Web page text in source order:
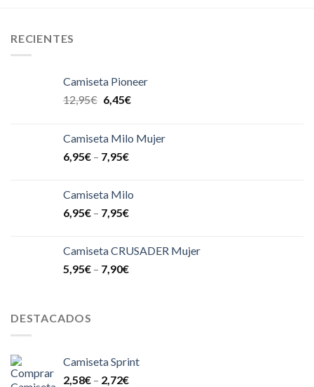
RECIENTES
Camiseta Pioneer
12,95€ 6,45€
Camiseta Milo Mujer
6,95€ – 7,95€
Camiseta Milo
6,95€ – 7,95€
Camiseta CRUSADER Mujer
5,95€ – 7,90€
DESTACADOS
Camiseta Sprint
2,58€ – 2,72€